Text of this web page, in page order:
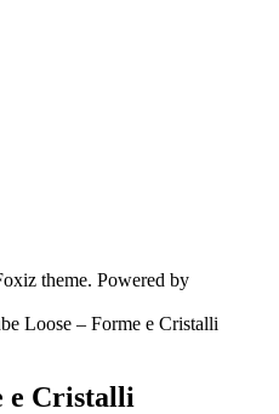
theme. Powered by
Loose – Forme e Cristalli
e Cristalli